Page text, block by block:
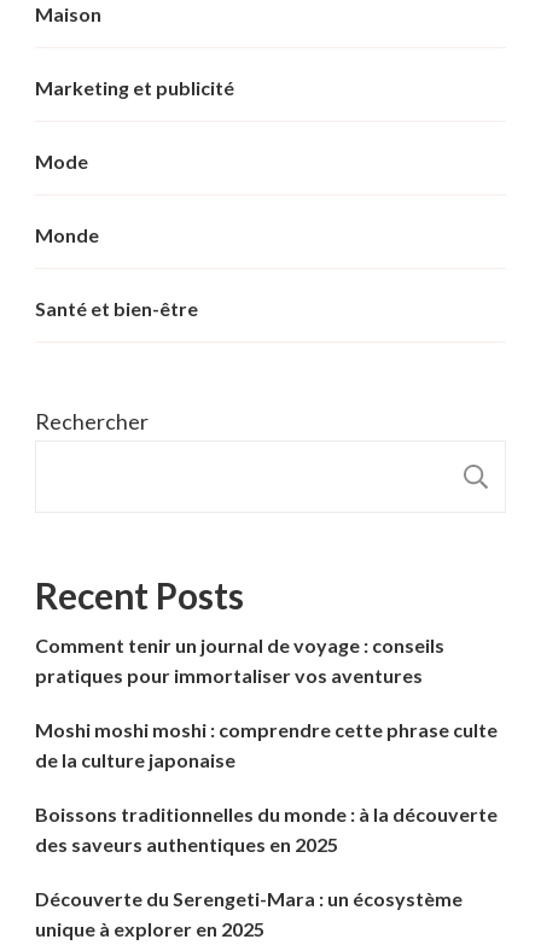
Maison
Marketing et publicité
Mode
Monde
Santé et bien-être
Rechercher
Recent Posts
Comment tenir un journal de voyage : conseils
pratiques pour immortaliser vos aventures
Moshi moshi moshi : comprendre cette phrase culte
de la culture japonaise
Boissons traditionnelles du monde : à la découverte
des saveurs authentiques en 2025
Découverte du Serengeti-Mara : un écosystème
unique à explorer en 2025